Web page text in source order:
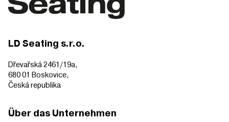
LD Seating s.r.o.
Dřevařská 2461/19a,
680 01 Boskovice,
Česká republika
Über das Unternehmen